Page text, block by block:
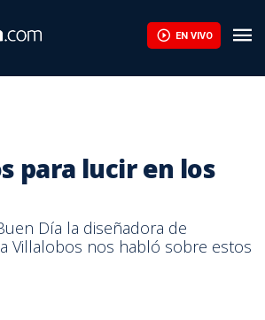
EN VIVO
para lucir en los
Día la diseñadora de
Villalobos nos habló sobre estos